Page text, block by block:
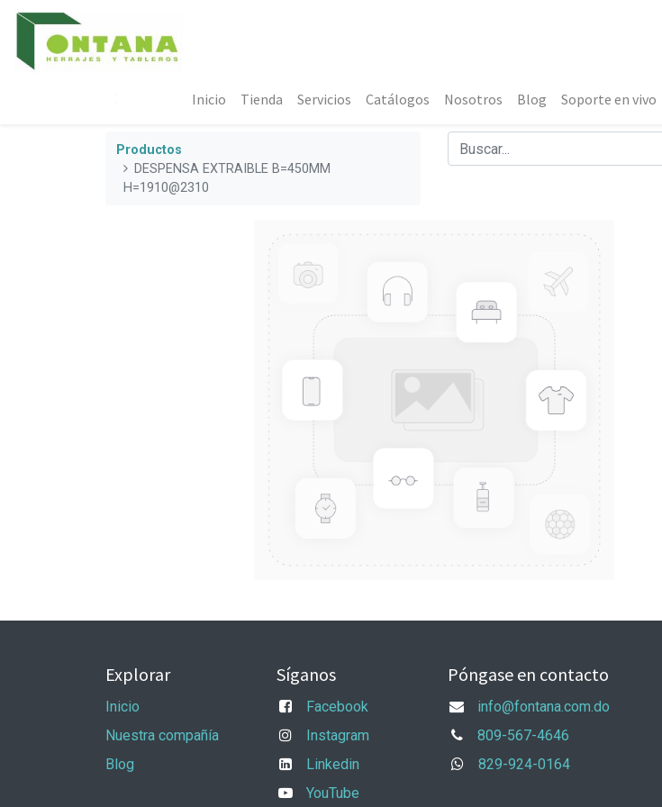
Inicio Tienda Servicios Catálogos Nosotros Blog Soporte en vivo
Productos
DESPENSA EXTRAIBLE B=450MM
H=1910@2310
Explorar
Inicio
Nuestra compañía
Blog
Síganos
Facebook
Instagram
Linkedin
YouTube
Póngase en contacto
info@fontana.com.do
809-567-4646
829-924-0164